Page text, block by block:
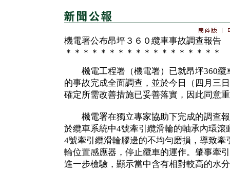
機電署公布昂坪３６０纜車事故調查報告
＊＊＊＊＊＊＊＊＊＊＊＊＊＊＊＊＊＊
機電工程署（機電署）已就昂坪360纜
的事故完成全面調查，並於今日（四月三
確定所需改善措施已妥善落實，因此同意
機電署在獨立專家協助下完成的調查報
於纜車系統中4號牽引纜滑輪的軸承內環
4號牽引纜滑輪膠邊的不均勻磨損，導致
輪位置感應器，停止纜車的運作。肇事牽
進一步檢驗，顯示當中含有相對較高的水